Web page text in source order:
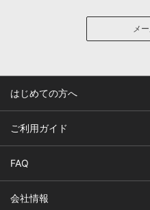
メ
はじめての方へ
ご利用ガイド
FAQ
会社情報